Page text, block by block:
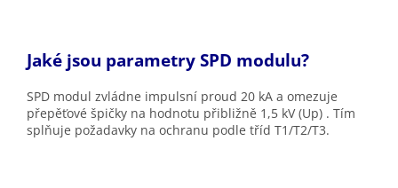
Jaké jsou parametry SPD modulu?
SPD modul zvládne impulsní proud 20 kA a omezuje
přepěťové špičky na hodnotu přibližně 1,5 kV (Up) . Tím
splňuje požadavky na ochranu podle tříd T1/T2/T3.